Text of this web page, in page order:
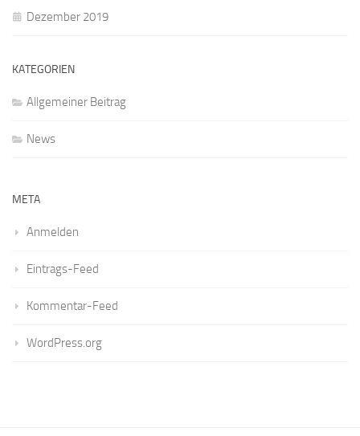
Dezember 2019
KATEGORIEN
Allgemeiner Beitrag
News
META
Anmelden
Eintrags-Feed
Kommentar-Feed
WordPress.org